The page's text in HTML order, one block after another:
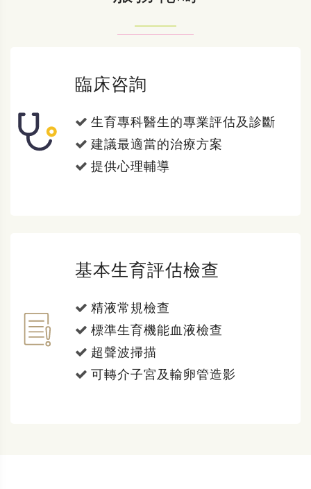
臨床咨詢
生育專科醫生的專業評估及診斷
建議最適當的治療方案
提供心理輔導
基本生育評估檢查
精液常規檢查
標準生育機能血液檢查
超聲波掃描
可轉介子宮及輸卵管造影